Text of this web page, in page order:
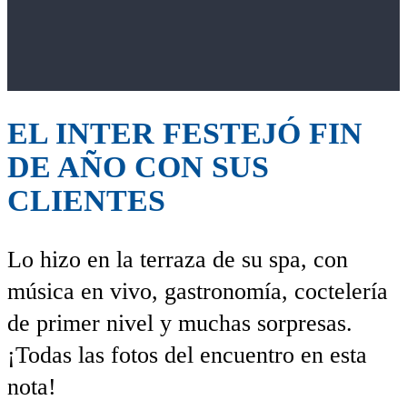
EL INTER FESTEJÓ FIN
DE AÑO CON SUS
CLIENTES
Lo hizo en la terraza de su spa, con
música en vivo, gastronomía, coctelería
de primer nivel y muchas sorpresas.
¡Todas las fotos del encuentro en esta
nota!